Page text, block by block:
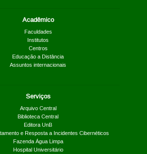
Acadêmico
Faculdades
Institutos
Centros
Educação a Distância
Assuntos internacionais
Serviços
Arquivo Central
Biblioteca Central
Editora UnB
e Resposta a Incidentes Cibernéticos
Fazenda Água Limpa
Hospital Universitário